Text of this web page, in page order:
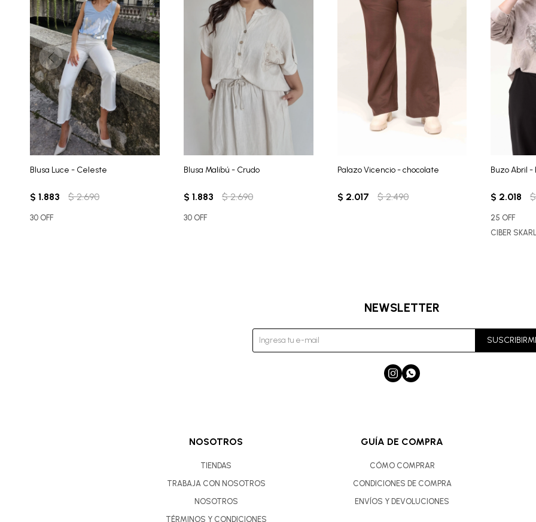
Blusa Luce - Celeste
$ 1.883 $ 2.690
30 OFF
Blusa Malibú - Crudo
$ 1.883 $ 2.690
30 OFF
Palazo Vicencio - chocolate
$ 2.017 $ 2.490
Buzo Abril -
$ 2.018 $
25 OFF
CIBER
NOSOTROS
TIENDAS
TRABAJA CON NOSOTROS
NOSOTROS
TÉRMINOS Y CONDICIONES
GUÍA DE COMPRA
CÓMO COMPRAR
CONDICIONES DE COMPRA
ENVÍOS Y DEVOLUCIONES
NEWSLETTER
 